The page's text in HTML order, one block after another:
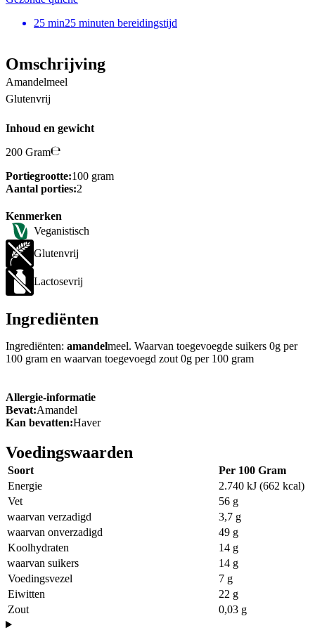
25 min25 minuten bereidingstijd
Omschrijving
Amandelmeel
Glutenvrij
Inhoud en gewicht
200 Gram
Portiegrootte:100 gram
Aantal porties:2
Kenmerken
Veganistisch
Glutenvrij
Lactosevrij
Ingrediënten
Ingrediënten: amandelmeel. Waarvan toegevoegde suikers 0g per
100 gram en waarvan toegevoegd zout 0g per 100 gram
Allergie-informatie
Bevat:Amandel
Kan bevatten:Haver
Voedingswaarden
Soort
Per 100 Gram
Energie
2.740 kJ (662 kcal)
Vet
56 g
waarvan verzadigd
3,7 g
waarvan onverzadigd
49 g
Koolhydraten
14 g
waarvan suikers
14 g
Voedingsvezel
7 g
Eiwitten
22 g
Zout
0,03 g